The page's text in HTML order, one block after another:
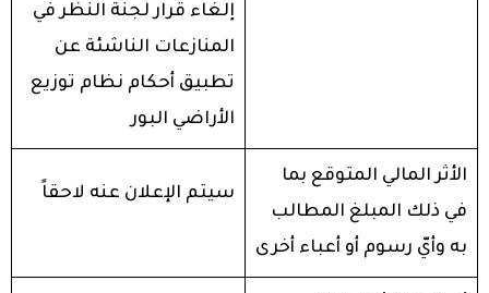
إلغاء قرار لجنة النظر في
المنازعات الناشئة عن
تطبيق أحكام نظام توزيع
الأراضي البور
الأثر المالي المتوقع بما
في ذلك المبلغ المطالب
به وأيّ رسوم أو أعباء أخرى
سيتم الإعلان عنه لاحقاً